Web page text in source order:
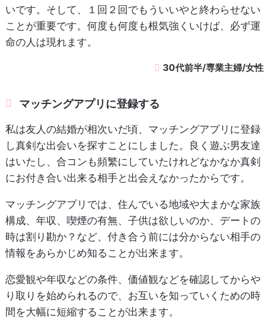
いです。そして、１回２回でもういいやと終わらせない
ことが重要です。何度も何度も根気強くいけば、必ず運
命の人は現れます。
30代前半/専業主婦/女性
マッチングアプリに登録する
私は友人の結婚が相次いだ頃、マッチングアプリに登録
し真剣な出会いを探すことにしました。良く遊ぶ男友達
はいたし、合コンも頻繁にしていたけれどなかなか真剣
にお付き合い出来る相手と出会えなかったからです。
マッチングアプリでは、住んでいる地域や大まかな家族
構成、年収、喫煙の有無、子供は欲しいのか、デートの
時は割り勘か？など、付き合う前には分からない相手の
情報をあらかじめ知ることが出来ます。
恋愛観や年収などの条件、価値観などを確認してからや
り取りを始められるので、お互いを知っていくための時
間を大幅に短縮することが出来ます。